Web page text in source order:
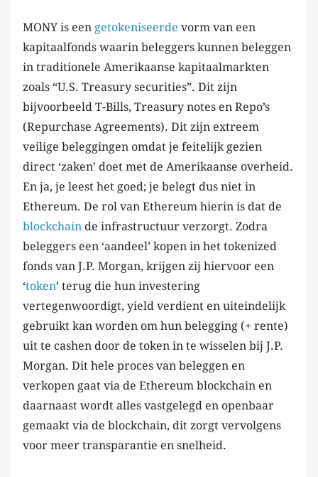
MONY is een getokeniseerde vorm van een
kapitaalfonds waarin beleggers kunnen beleggen
in traditionele Amerikaanse kapitaalmarkten
zoals “U.S. Treasury securities”. Dit zijn
bijvoorbeeld T-Bills, Treasury notes en Repo’s
(Repurchase Agreements). Dit zijn extreem
veilige beleggingen omdat je feitelijk gezien
direct ‘zaken’ doet met de Amerikaanse overheid.
En ja, je leest het goed; je belegt dus niet in
Ethereum. De rol van Ethereum hierin is dat de
blockchain de infrastructuur verzorgt. Zodra
beleggers een ‘aandeel’ kopen in het tokenized
fonds van J.P. Morgan, krijgen zij hiervoor een
‘token’ terug die hun investering
vertegenwoordigt, yield verdient en uiteindelijk
gebruikt kan worden om hun belegging (+ rente)
uit te cashen door de token in te wisselen bij J.P.
Morgan. Dit hele proces van beleggen en
verkopen gaat via de Ethereum blockchain en
daarnaast wordt alles vastgelegd en openbaar
gemaakt via de blockchain, dit zorgt vervolgens
voor meer transparantie en snelheid.